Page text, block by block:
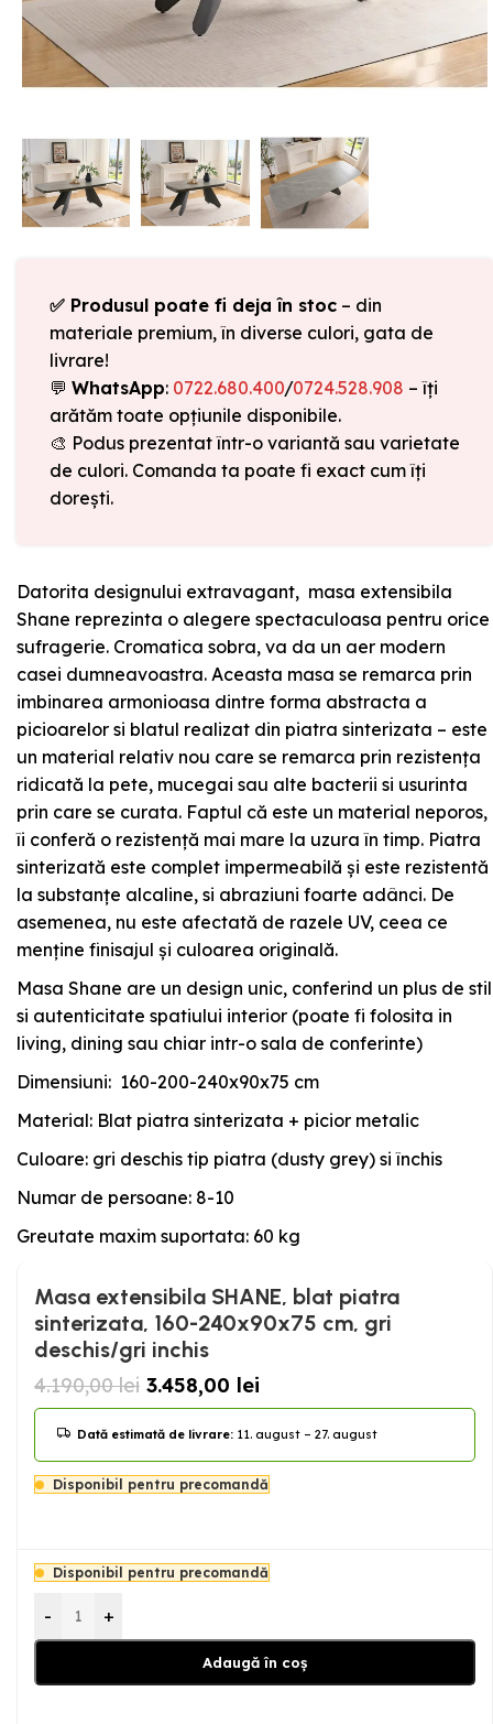
✅ Produsul poate fi deja în stoc – din
materiale premium, în diverse culori, gata de
livrare!
💬 WhatsApp: 0722.680.400/0724.528.908 – îți
arătăm toate opțiunile disponibile.
🎨 Podus prezentat într-o variantă sau varietate
de culori. Comanda ta poate fi exact cum îți
dorești.
Datorita designului extravagant, masa extensibila
Shane reprezinta o alegere spectaculoasa pentru orice
sufragerie. Cromatica sobra, va da un aer modern
casei dumneavoastra. Aceasta masa se remarca prin
imbinarea armonioasa dintre forma abstracta a
picioarelor si blatul realizat din piatra sinterizata – este
un material relativ nou care se remarca prin rezistența
ridicată la pete, mucegai sau alte bacterii si usurinta
prin care se curata. Faptul că este un material neporos,
îi conferă o rezistență mai mare la uzura în timp. Piatra
sinterizată este complet impermeabilă și este rezistentă
la substanțe alcaline, si abraziuni foarte adânci. De
asemenea, nu este afectată de razele UV, ceea ce
menține finisajul și culoarea originală.
Masa Shane are un design unic, conferind un plus de stil
si autenticitate spatiului interior (poate fi folosita in
living, dining sau chiar intr-o sala de conferinte)
Dimensiuni: 160-200-240x90x75 cm
Material: Blat piatra sinterizata + picior metalic
Culoare: gri deschis tip piatra (dusty grey) si închis
Numar de persoane: 8-10
Greutate maxim suportata: 60 kg
Masa extensibila SHANE, blat piatra
sinterizata, 160-240x90x75 cm, gri
deschis/gri inchis
4.190,00lei 3.458,00 lei
Dată estimată de livrare: 11. august – 27. august
Disponibil pentru precomandă
Disponibil pentru precomandă
- +
Adaugă în coș